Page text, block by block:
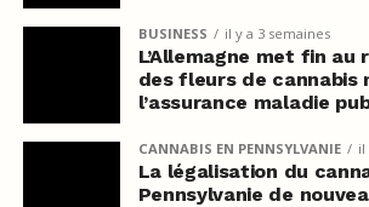
BUSINESS il y a 3 semaines
L’Allemagne met fin au
des fleurs de cannabis
l’assurance maladie
CANNABIS EN PENNSYLVANIE il
La légalisation du
Pennsylvanie de